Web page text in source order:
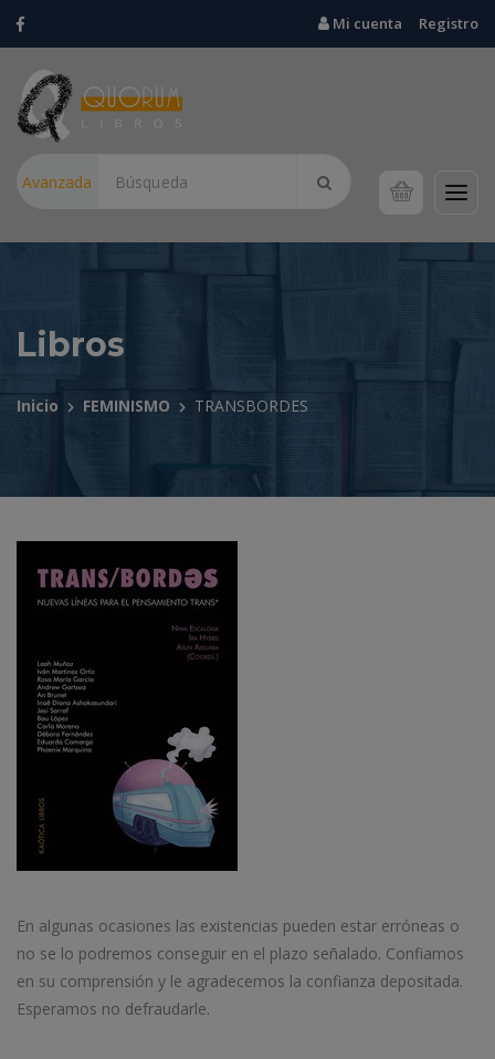
Mi cuenta Registro
Avanzada
Libros
Inicio FEMINISMO TRANSBORDES
En algunas ocasiones las existencias pueden estar erróneas o
no se lo podremos conseguir en el plazo señalado. Confiamos
en su comprensión y le agradecemos la confianza depositada.
Esperamos no defraudarle.